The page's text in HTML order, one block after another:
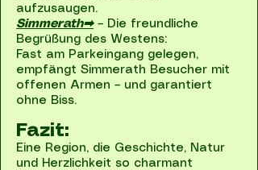
aufzusaugen.
Simmerath➡– Die freundliche
Begrüßung des Westens:
Fast am Parkeingang gelegen,
empfängt Simmerath Besucher mit
offenen Armen – und garantiert
ohne Biss.
Fazit:
Eine Region, die Geschichte, Natur
und Herzlichkeit so charmant